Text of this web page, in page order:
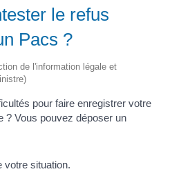
le refus
Pacs ?
de l'information légale et
pour faire enregistrer votre
? Vous pouvez déposer un
votre situation.